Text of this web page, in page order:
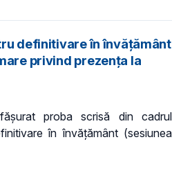
definitivare în învățământ
privind prezența la
proba scrisă din cadrul
în învățământ (sesiunea